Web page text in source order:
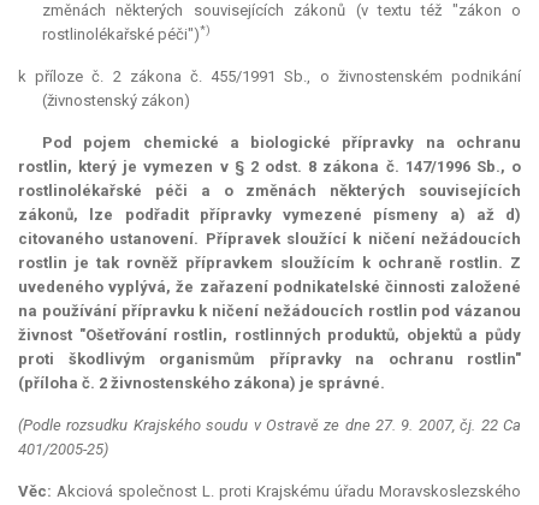
změnách některých souvisejících zákonů (v textu též "zákon o
rostlinolékařské péči")*)
k příloze č. 2 zákona č. 455/1991 Sb., o živnostenském podnikání
(živnostenský zákon)
Pod pojem chemické a biologické přípravky na ochranu
rostlin, který je vymezen v § 2 odst. 8 zákona č. 147/1996 Sb., o
rostlinolékařské péči a o změnách některých souvisejících
zákonů, lze podřadit přípravky vymezené písmeny a) až d)
citovaného ustanovení. Přípravek sloužící k ničení nežádoucích
rostlin je tak rovněž přípravkem sloužícím k ochraně rostlin. Z
uvedeného vyplývá, že zařazení podnikatelské činnosti založené
na používání přípravku k ničení nežádoucích rostlin pod vázanou
živnost "Ošetřování rostlin, rostlinných produktů, objektů a půdy
proti škodlivým organismům přípravky na ochranu rostlin"
(příloha č. 2 živnostenského zákona) je správné.
(Podle rozsudku Krajského soudu v Ostravě ze dne 27. 9. 2007, čj. 22 Ca
401/2005-25)
Věc: Akciová společnost L. proti Krajskému úřadu Moravskoslezského